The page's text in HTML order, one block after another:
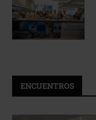
ENCUENTROS